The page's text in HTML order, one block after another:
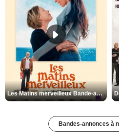
Les Matins merveilleux Bande-annonce VF
Bandes-annonces à